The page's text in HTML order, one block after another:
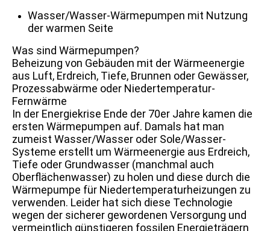
Wasser/Wasser-Wärmepumpen mit Nutzung
der warmen Seite
Was sind Wärmepumpen?
Beheizung von Gebäuden mit der Wärmeenergie
aus Luft, Erdreich, Tiefe, Brunnen oder Gewässer,
Prozessabwärme oder Niedertemperatur-
Fernwärme
In der Energiekrise Ende der 70er Jahre kamen die
ersten Wärmepumpen auf. Damals hat man
zumeist Wasser/Wasser oder Sole/Wasser-
Systeme erstellt um Wärmeenergie aus Erdreich,
Tiefe oder Grundwasser (manchmal auch
Oberflächenwasser) zu holen und diese durch die
Wärmepumpe für Niedertemperaturheizungen zu
verwenden. Leider hat sich diese Technologie
wegen der sicherer gewordenen Versorgung und
vermeintlich günstigeren fossilen Energieträgern